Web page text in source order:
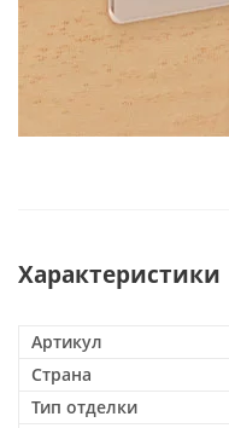
Характеристики
Артикул
Страна
Тип отделки